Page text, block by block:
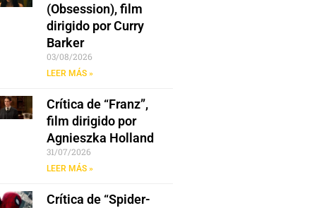
(Obsession), film
dirigido por Curry
Barker
03/08/2026
LEER MÁS »
Crítica de “Franz”,
film dirigido por
Agnieszka Holland
31/07/2026
LEER MÁS »
Crítica de “Spider-